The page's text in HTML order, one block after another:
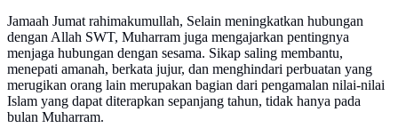
Jamaah Jumat rahimakumullah, Selain meningkatkan hubungan
dengan Allah SWT, Muharram juga mengajarkan pentingnya
menjaga hubungan dengan sesama. Sikap saling membantu,
menepati amanah, berkata jujur, dan menghindari perbuatan yang
merugikan orang lain merupakan bagian dari pengamalan nilai-nilai
Islam yang dapat diterapkan sepanjang tahun, tidak hanya pada
bulan Muharram.